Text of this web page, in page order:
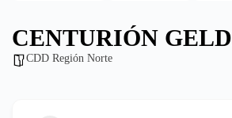
CENTURIÓN
CDD Región Norte